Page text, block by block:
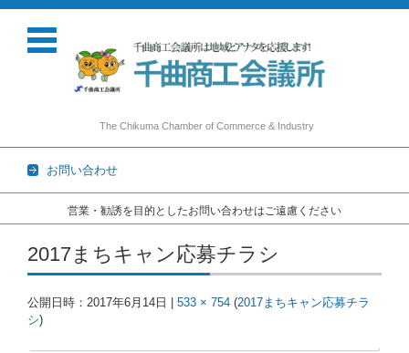
The Chikuma Chamber of Commerce & Industry
お問い合わせ
営業・勧誘を目的としたお問い合わせはご遠慮ください
コンテンツに移動
2017まちキャン応募チラシ
公開日時： 2017年6月14日 533 × 754 (2017まちキャン応募チラ
シ)